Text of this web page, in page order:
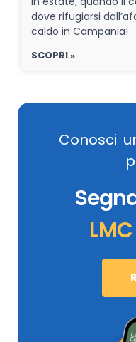
dove rifugiarsi
caldo in Campania!
SCOPRI »
Conosci